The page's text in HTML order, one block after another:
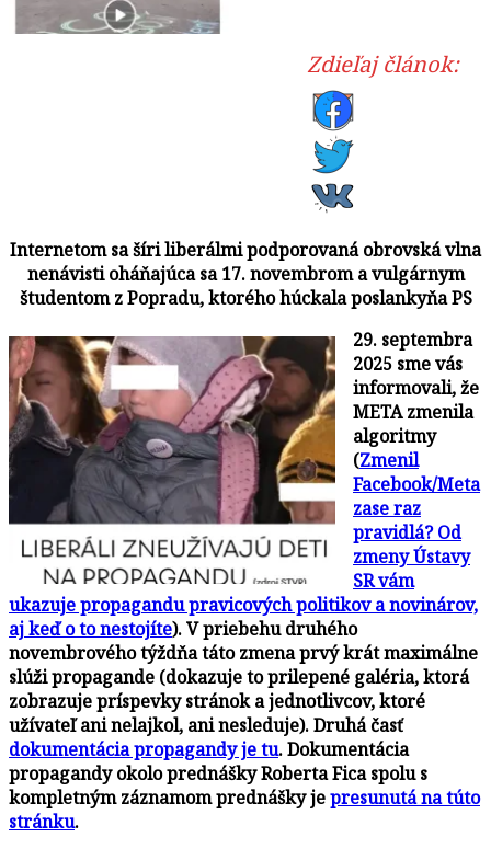
Zdieľaj článok:
Internetom sa šíri liberálmi podporovaná obrovská vlna
nenávisti oháňajúca sa 17. novembrom a vulgárnym
študentom z Popradu, ktorého húckala poslankyňa PS
29. septembra
2025 sme vás
informovali, že
META zmenila
algoritmy
(Zmenil
Facebook/Meta
zase raz
pravidlá? Od
zmeny Ústavy
SR vám
ukazuje propagandu pravicových politikov a novinárov,
aj keď o to nestojíte). V priebehu druhého
novembrového týždňa táto zmena prvý krát maximálne
slúži propagande (dokazuje to prilepené galéria, ktorá
zobrazuje príspevky stránok a jednotlivcov, ktoré
užívateľ ani nelajkol, ani nesleduje).Druhá časť
dokumentácia propagandy je tu.Dokumentácia
propagandy okolo prednášky Roberta Fica spolu s
kompletným záznamom prednášky jepresunutá na túto
stránku.